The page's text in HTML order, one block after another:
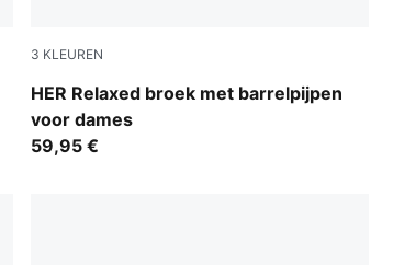
3 KLEUREN
HER Relaxed broek met barrelpijpen
voor dames
Chai Latte
59,95 €